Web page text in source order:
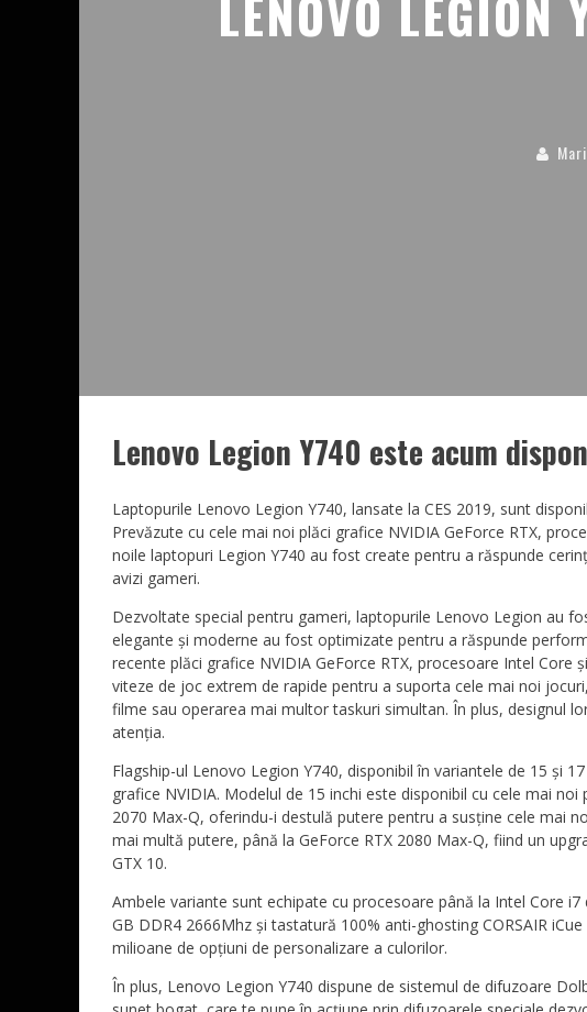
LENOVO
Lenovo Legion Y740 este acum
Laptopurile Lenovo Legion Y740, lansate la CES 2019, sunt
Prevăzute cu cele mai noi plăci grafice NVIDIA GeForce RTX,
noile laptopuri Legion Y740 au fost create pentru a răspunde
avizi gameri.
Dezvoltate special pentru gameri, laptopurile Lenovo Legion au
elegante și moderne au fost optimizate pentru a răspunde
recente plăci grafice NVIDIA GeForce RTX, procesoare Intel
viteze de joc extrem de rapide pentru a suporta cele mai noi
filme sau operarea mai multor taskuri simultan. În plus, designul
atenția.
Flagship-ul Lenovo Legion Y740, disponibil în variantele de 15 și
grafice NVIDIA. Modelul de 15 inchi este disponibil cu cele mai noi
2070 Max-Q, oferindu-i destulă putere pentru a susține cele mai
mai multă putere, până la GeForce RTX 2080 Max-Q, fiind un
GTX 10.
Ambele variante sunt echipate cu procesoare până la Intel Core
GB DDR4 2666Mhz și tastatură 100% anti-ghosting CORSAIR
milioane de opțiuni de personalizare a culorilor.
În plus, Lenovo Legion Y740 dispune de sistemul de difuzoare